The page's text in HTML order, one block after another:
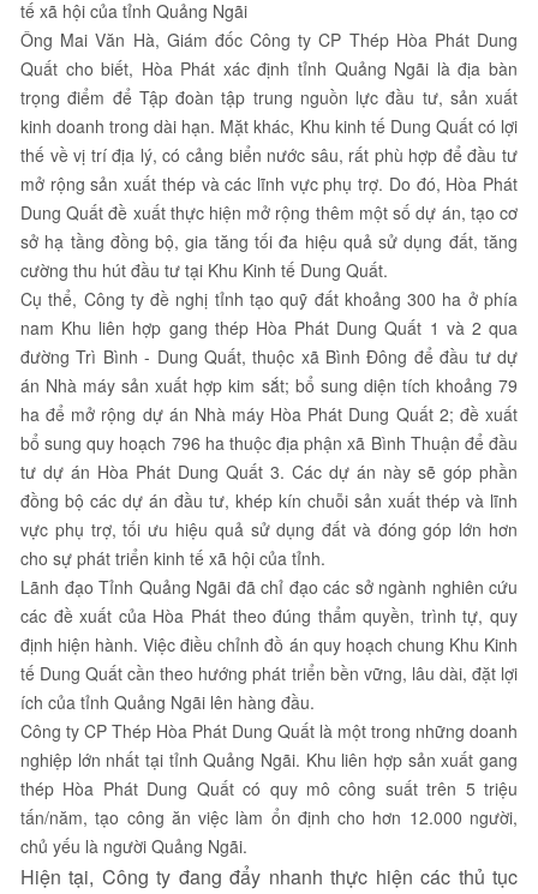
tế xã hội của tỉnh Quảng Ngãi
Ông Mai Văn Hà, Giám đốc Công ty CP Thép Hòa Phát Dung
Quất cho biết, Hòa Phát xác định tỉnh Quảng Ngãi là địa bàn
trọng điểm để Tập đoàn tập trung nguồn lực đầu tư, sản xuất
kinh doanh trong dài hạn. Mặt khác, Khu kinh tế Dung Quất có lợi
thế về vị trí địa lý, có cảng biển nước sâu, rất phù hợp để đầu tư
mở rộng sản xuất thép và các lĩnh vực phụ trợ. Do đó, Hòa Phát
Dung Quất đề xuất thực hiện mở rộng thêm một số dự án, tạo cơ
sở hạ tầng đồng bộ, gia tăng tối đa hiệu quả sử dụng đất, tăng
cường thu hút đầu tư tại Khu Kinh tế Dung Quất.
Cụ thể, Công ty đề nghị tỉnh tạo quỹ đất khoảng 300 ha ở phía
nam Khu liên hợp gang thép Hòa Phát Dung Quất 1 và 2 qua
đường Trì Bình - Dung Quất, thuộc xã Bình Đông để đầu tư dự
án Nhà máy sản xuất hợp kim sắt; bổ sung diện tích khoảng 79
ha để mở rộng dự án Nhà máy Hòa Phát Dung Quất 2; đề xuất
bổ sung quy hoạch 796 ha thuộc địa phận xã Bình Thuận để đầu
tư dự án Hòa Phát Dung Quất 3. Các dự án này sẽ góp phần
đồng bộ các dự án đầu tư, khép kín chuỗi sản xuất thép và lĩnh
vực phụ trợ, tối ưu hiệu quả sử dụng đất và đóng góp lớn hơn
cho sự phát triển kinh tế xã hội của tỉnh.
Lãnh đạo Tỉnh Quảng Ngãi đã chỉ đạo các sở ngành nghiên cứu
các đề xuất của Hòa Phát theo đúng thẩm quyền, trình tự, quy
định hiện hành. Việc điều chỉnh đồ án quy hoạch chung Khu Kinh
tế Dung Quất cần theo hướng phát triển bền vững, lâu dài, đặt lợi
ích của tỉnh Quảng Ngãi lên hàng đầu.
Công ty CP Thép Hòa Phát Dung Quất là một trong những doanh
nghiệp lớn nhất tại tỉnh Quảng Ngãi. Khu liên hợp sản xuất gang
thép Hòa Phát Dung Quất có quy mô công suất trên 5 triệu
tấn/năm, tạo công ăn việc làm ổn định cho hơn 12.000 người,
chủ yếu là người Quảng Ngãi.
Hiện tại, Công ty đang đẩy nhanh thực hiện các thủ tục